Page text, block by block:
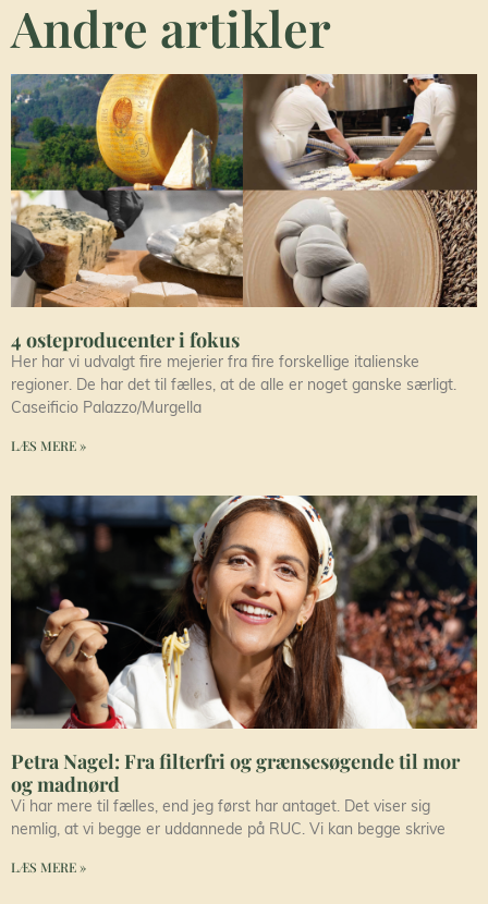
Andre artikler
4 osteproducenter i fokus
Her har vi udvalgt fire mejerier fra fire forskellige italienske
regioner. De har det til fælles, at de alle er noget ganske særligt.
Caseificio Palazzo/Murgella
LÆS MERE »
Petra Nagel: Fra filterfri og grænsesøgende til mor
og madnørd
Vi har mere til fælles, end jeg først har antaget. Det viser sig
nemlig, at vi begge er uddannede på RUC. Vi kan begge skrive
LÆS MERE »